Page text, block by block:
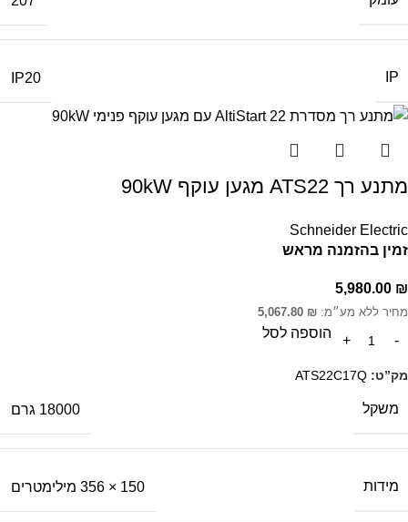
IP
IP20
מתנע רך ATS22 מגען עוקף 90kW
Schneider Electric
זמין בהזמנה מראש
5,980.00 ₪
מחיר ללא מע״מ: 5,067.80 ₪
הוספה לסל
מק”ט: ATS22C17Q
משקל 18000 גרם
מידות 150 × 356 מילימטרים